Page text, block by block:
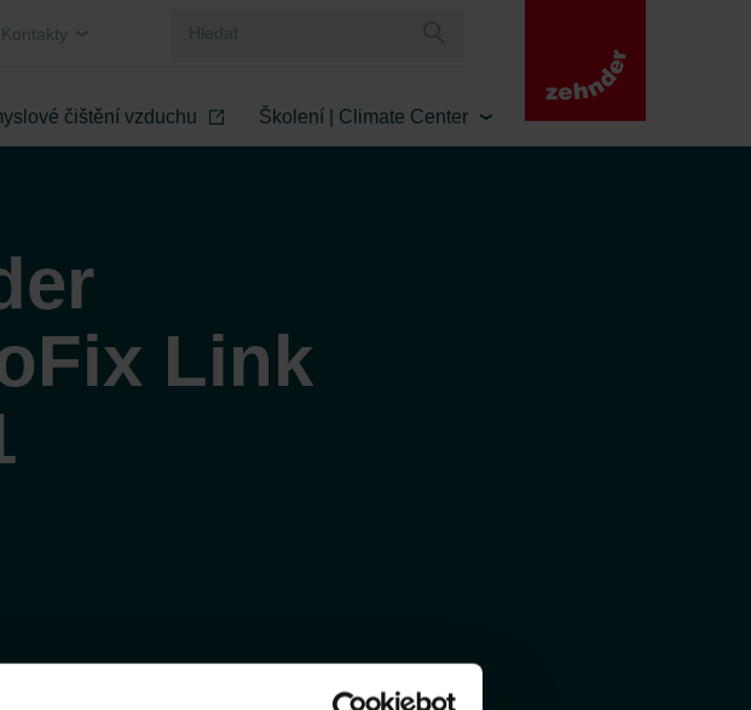
Kontakty
čištění vzduchu Školení | Climate Center
Link